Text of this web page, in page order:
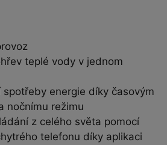
teplé vody v jednom
spotřeby energie díky časovým
nočnímu režimu
z celého světa pomocí
telefonu díky aplikaci